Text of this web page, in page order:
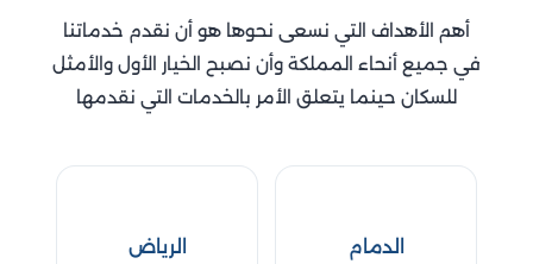
أهم الأهداف التي نسعى نحوها هو أن نقدم خدماتنا
في جميع أنحاء المملكة وأن نصبح الخيار الأول والأمثل
للسكان حينما يتعلق الأمر بالخدمات التي نقدمها
الدمام الرياض